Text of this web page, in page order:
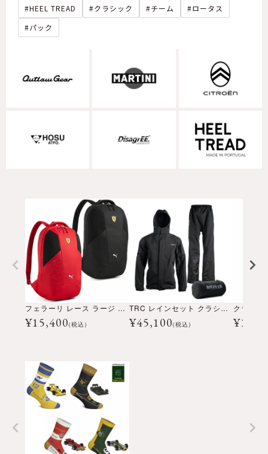
HEEL TREAD クラシック チーム
ロータス
パック
フェラーリ レース ラージ B バックパック
¥15,400(税込)
TRC レインセット クラシック
¥45,100(税込)
クラシッ
¥